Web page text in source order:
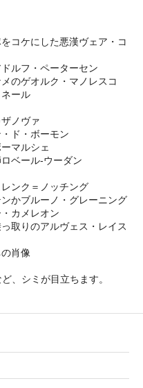
コケにした悪漢ヴェア・コ
ルフ・ペーターセン
のゲオルク・マノレスコ
ール
ノヴァ
ド・ボーモン
マルシェ
ベール-ウーダン
ンク＝ノッチング
かブルーノ・グレーニング
カメレオン
取りのアルヴェス・レイス
肖像
、シミが目立ちます。